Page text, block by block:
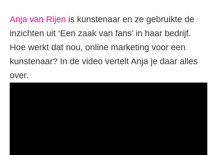
Anja van Rijen is kunstenaar en ze gebruikte de
inzichten uit ‘Een zaak van fans’ in haar bedrijf.
Hoe werkt dat nou, online marketing voor een
kunstenaar? In de video vertelt Anja je daar alles
over.